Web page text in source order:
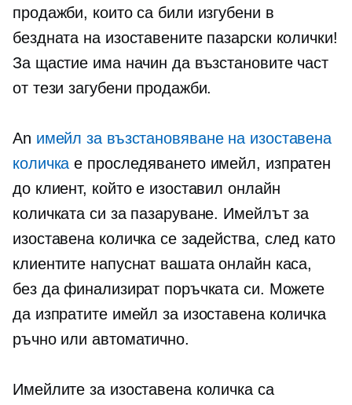
продажби, които са били изгубени в
бездната на изоставените пазарски колички!
За щастие има начин да възстановите част
от тези загубени продажби.
An имейл за възстановяване на изоставена
количка е проследяванетоимейл, изпратен
до клиент, който е изоставил онлайн
количката си за пазаруване. Имейлът за
изоставена количка се задейства, след като
клиентите напуснат вашата онлайн каса,
без да финализират поръчката си. Можете
да изпратите имейл за изоставена количка
ръчно или автоматично.
Имейлите за изоставена количка са